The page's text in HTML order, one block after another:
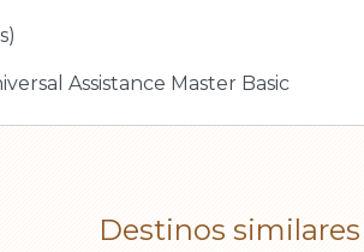
Assistance Master Basic
Destinos